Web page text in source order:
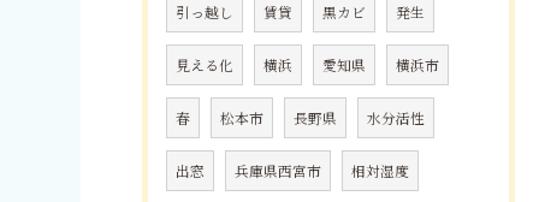
引っ越し 賃貸 黒カビ 発生
見える化 横浜 愛知県 横浜市
春 松本市 長野県 水分活性
出窓 兵庫県西宮市 相対湿度